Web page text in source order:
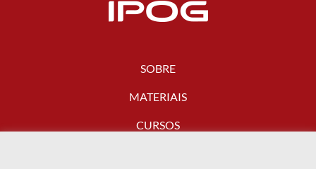
SOBRE
MATERIAIS
CURSOS